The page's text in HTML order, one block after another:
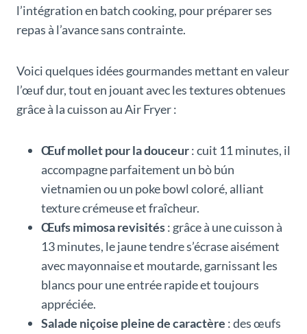
l’intégration en batch cooking, pour préparer ses
repas à l’avance sans contrainte.
Voici quelques idées gourmandes mettant en valeur
l’œuf dur, tout en jouant avec les textures obtenues
grâce à la cuisson au Air Fryer :
Œuf mollet pour la douceur: cuit 11 minutes, il
accompagne parfaitement un bò bún
vietnamien ou un poke bowl coloré, alliant
texture crémeuse et fraîcheur.
Œufs mimosa revisités: grâce à une cuisson à
13 minutes, le jaune tendre s’écrase aisément
avec mayonnaise et moutarde, garnissant les
blancs pour une entrée rapide et toujours
appréciée.
Salade niçoise pleine de caractère : des œufs